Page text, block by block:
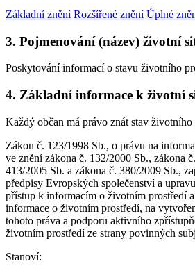
Základní znění Rozšířené znění Úplné
3. Pojmenování (název) životní
Poskytování informací o stavu životního
4. Základní informace k životní
Každý občan má právo znát stav
Zákon č. 123/1998 Sb., o právu na
ve znění zákona č. 132/2000 Sb., zákona
413/2005 Sb. a zákona č. 380/2009 Sb.,
předpisy Evropských společenství a
přístup k informacím o životním prostředí
informace o životním prostředí, na
tohoto práva a podporu aktivního
životním prostředí ze strany povinných
Stanoví: